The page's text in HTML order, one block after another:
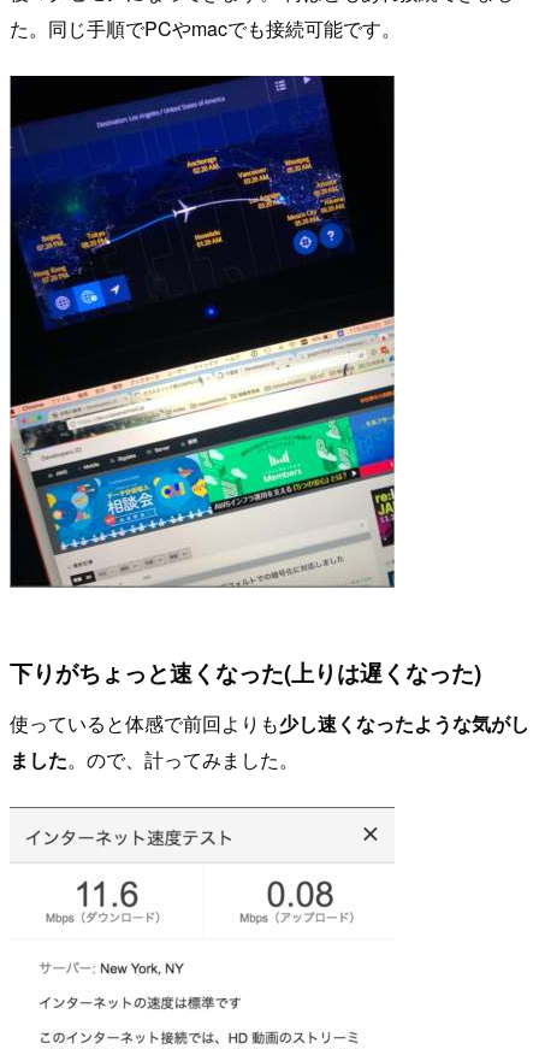
た。同じ手順でPCやmacでも接続可能です。
下りがちょっと速くなった(上りは遅くなった)
使っていると体感で前回よりも少し速くなったような気がし
ました。ので、計ってみました。